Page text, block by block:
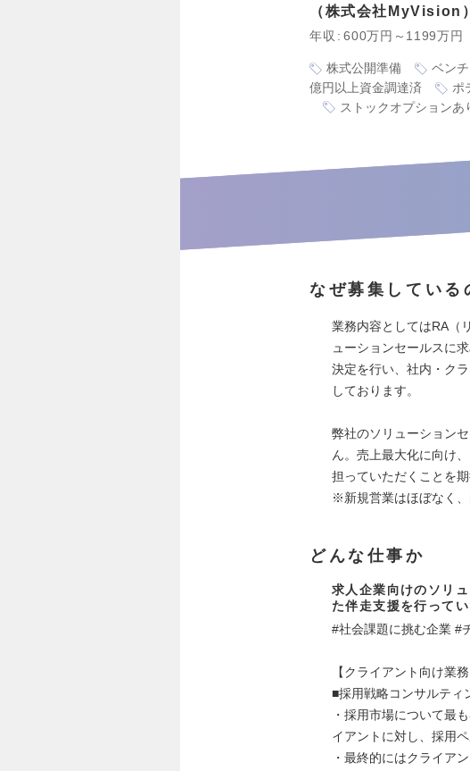
株式会社MyVision
年収 600万円～1199万円
株式公開準備 ベン
億円以上資金調達済
ポ
ストックオプションあ
なぜ募集している
業務内容としてはRA（
ューションセールスに
決定を行い、社内・ク
しております。
弊社のソリューション
ん。売上最大化に向け
担っていただくことを期
※新規営業はほぼなく
どんな仕事か
求人企業向けのソリ
た伴走支援を行ってい
#社会課題に挑む企業 #
【クライアント向け業務
■採用戦略コンサルティ
・採用市場について最
イアントに対し、採用
・最終的にはクライア